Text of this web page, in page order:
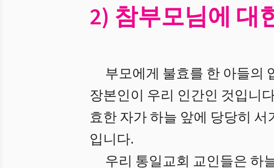
2) 참부모님에 대
부모에게 불효를 한 아들의
장본인이 우리 인간인 것입니
효한 자가 하늘 앞에 당당히
입니다.
우리 통일교회 교인들은 하